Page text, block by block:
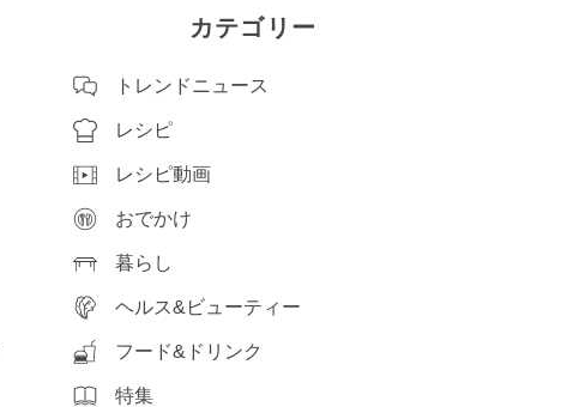
カテゴリー
トレンドニュース
レシピ
レシピ動画
おでかけ
暮らし
ヘルス&ビューティー
フード&ドリンク
特集